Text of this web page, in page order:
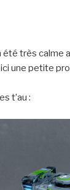
été très calme
une petite
t’au :